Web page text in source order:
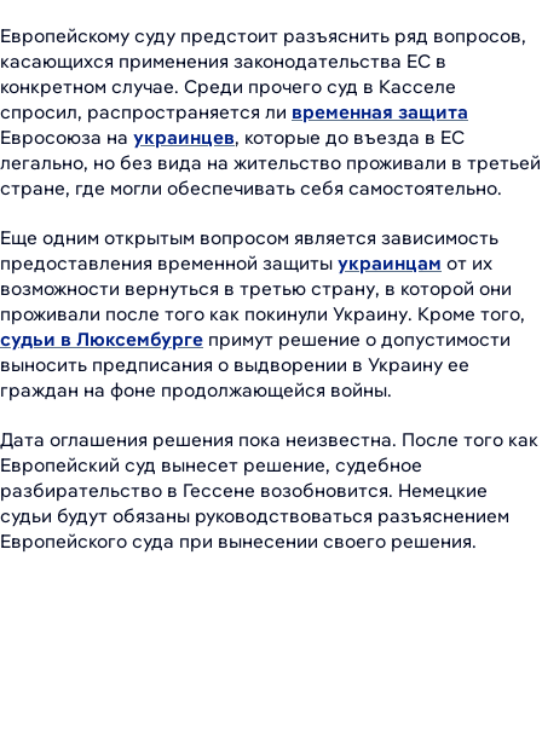
Европейскому суду предстоит разъяснить ряд вопросов,
касающихся применения законодательства ЕС в
конкретном случае. Среди прочего суд в Касселе
спросил, распространяется ли временная защита
Евросоюза на украинцев, которые до въезда в ЕС
легально, но без вида на жительство проживали в третьей
стране, где могли обеспечивать себя самостоятельно.
Еще одним открытым вопросом является зависимость
предоставления временной защиты украинцам от их
возможности вернуться в третью страну, в которой они
проживали после того как покинули Украину. Кроме того,
судьи в Люксембурге примут решение о допустимости
выносить предписания о выдворении в Украину ее
граждан на фоне продолжающейся войны.
Дата оглашения решения пока неизвестна. После того как
Европейский суд вынесет решение, судебное
разбирательство в Гессене возобновится. Немецкие
судьи будут обязаны руководствоваться разъяснением
Европейского суда при вынесении своего решения.